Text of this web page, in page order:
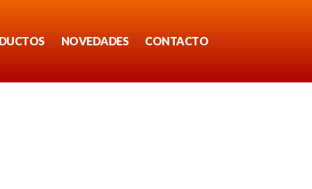
NOVEDADES CONTACTO